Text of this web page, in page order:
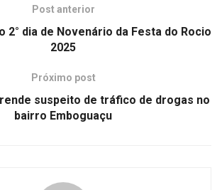
Post anterior
2° dia de Novenário da Festa do Rocio
2025
Próximo post
suspeito de tráfico de drogas no
bairro Emboguaçu